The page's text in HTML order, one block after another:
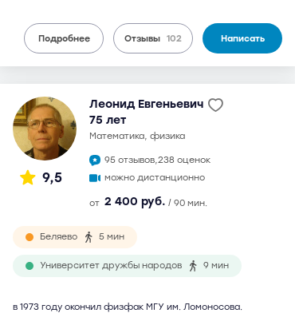
Подробнее Отзывы 102 Написать
9,5
Леонид Евгеньевич
75 лет
математика, физика
95 отзывов,238 оценок
можно дистанционно
от 2 400 руб. / 90 мин.
Беляево 5 мин
Университет дружбы народов 9 мин
в 1973 году окончил физфак МГУ им. Ломоносова.